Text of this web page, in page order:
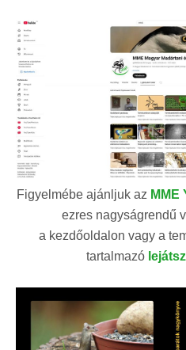
Figyelmébe ajánljuk az MME
ezres nagyságrendű
a kezdőoldalon vagy a
tartalmazó